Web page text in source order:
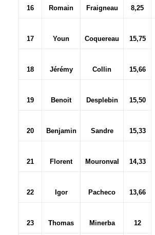
16 Romain Fraigneau 8,25
17 Youn Coquereau 15,75
18 Jérémy Collin 15,66
19 Benoit Desplebin 15,50
20 Benjamin Sandre 15,33
21 Florent Mouronval 14,33
22 Igor Pacheco 13,66
23 Thomas Minerba 12